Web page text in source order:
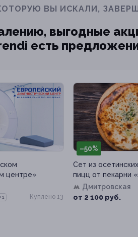
ВЫ ИСКАЛИ,
выгодные
есть
центре»
+1 Куплено 13
–50%
Сет из
пицц от пекарни
Дмитровская
от 2 100 руб.